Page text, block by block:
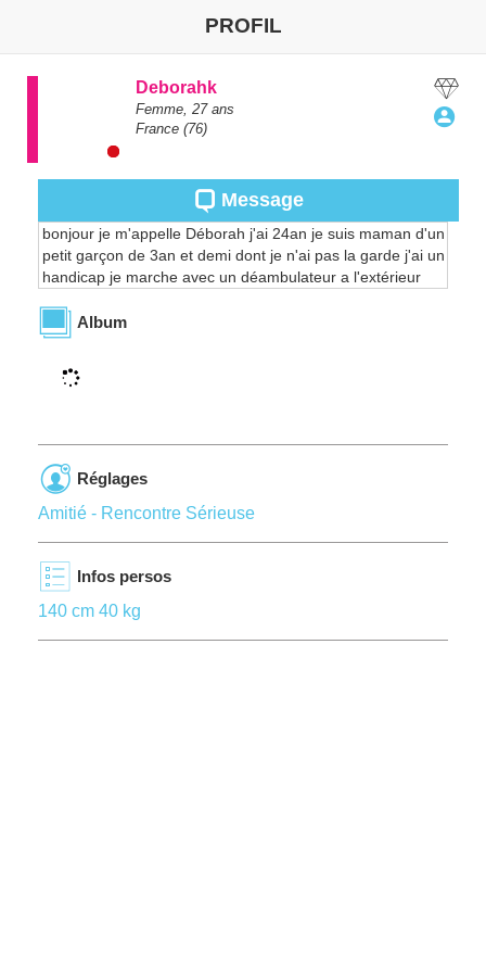
PROFIL
Deborahk
Femme, 27ans
France (76)
Message
bonjour je m'appelle Déborah j'ai 24an je suis maman d'un
petit garçon de 3an et demi dont je n'ai pas la garde j'ai un
handicap je marche avec un déambulateur a l'extérieur
Album
Réglages
Amitié - Rencontre Sérieuse
Infos persos
140 cm 40 kg